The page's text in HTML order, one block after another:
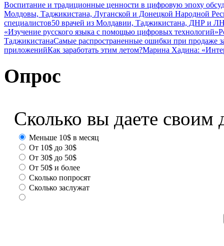
Воспитание и традиционные ценности в цифровую эпоху
Молдовы, Таджикистана, Луганской и Донецкой Народной
специалистов50 врачей из Молдавии, Таджикистана, ДНР и
«Изучение русского языка с помощью цифровых технологий»
ТаджикистанаСамые распространенные ошибки при продаже
приложенийКак заработать этим летом?Марина Хадина:
Опрос
Сколько вы даете своим
Меньше 10$ в месяц
От 10$ до 30$
От 30$ до 50$
От 50$ и более
Сколько попросят
Сколько заслужат